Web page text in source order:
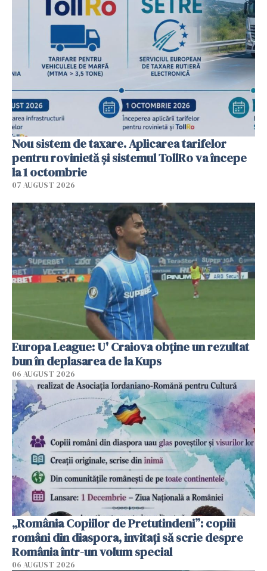
Nou sistem de taxare. Aplicarea tarifelor
pentru rovinietă şi sistemul TollRo va începe
la 1 octombrie
07 AUGUST 2026
Europa League: U' Craiova obține un rezultat
bun în deplasarea de la Kups
06 AUGUST 2026
„România Copiilor de Pretutindeni”: copiii
români din diaspora, invitați să scrie despre
România într-un volum special
06 AUGUST 2026